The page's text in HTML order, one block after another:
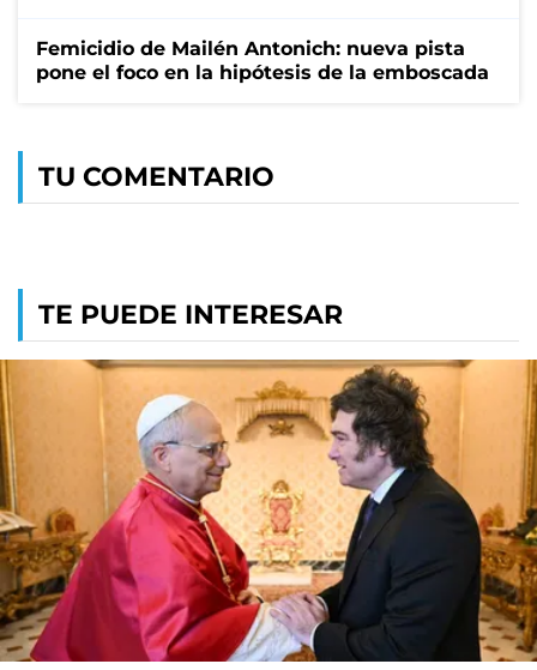
Femicidio de Mailén Antonich: nueva pista
pone el foco en la hipótesis de la emboscada
TU COMENTARIO
TE PUEDE INTERESAR